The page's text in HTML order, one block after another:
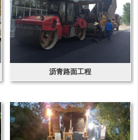
沥青路面工程